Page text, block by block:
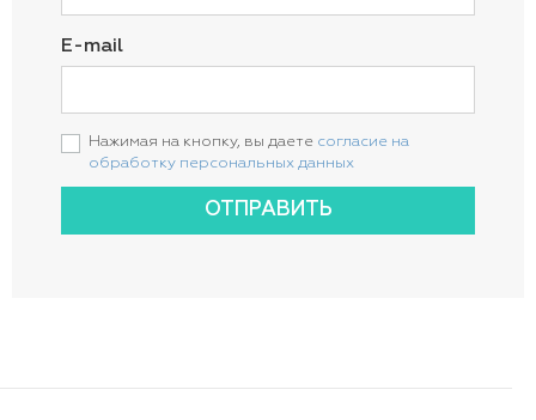
E-mail
Нажимая на кнопку, вы даете согласие на
обработку персональных данных
ОТПРАВИТЬ